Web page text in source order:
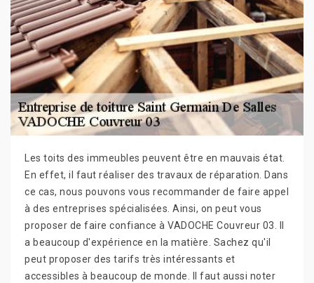
Les toits des immeubles peuvent être en mauvais état.
En effet, il faut réaliser des travaux de réparation. Dans
ce cas, nous pouvons vous recommander de faire appel
à des entreprises spécialisées. Ainsi, on peut vous
proposer de faire confiance à VADOCHE Couvreur 03. Il
a beaucoup d'expérience en la matière. Sachez qu'il
peut proposer des tarifs très intéressants et
accessibles à beaucoup de monde. Il faut aussi noter